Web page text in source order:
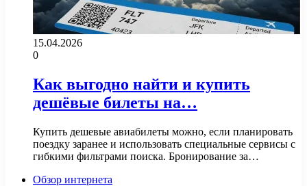
15.04.2026
0
Как выгодно найти и купить
дешёвые билеты на…
Купить дешевые авиабилеты можно, если планировать
поездку заранее и использовать специальные сервисы с
гибкими фильтрами поиска. Бронирование за…
Обзор интернета